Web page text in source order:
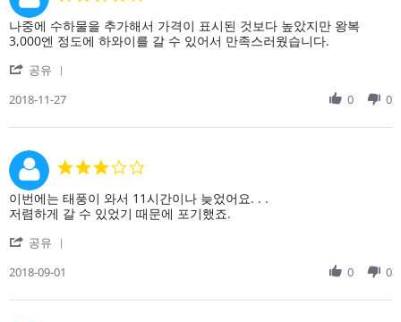
에
도
착
시
간
rating
Review
by
27
2018
review
stating
렴
요
을
려
하
면
좋
은
점
니
나중에 수하물을 추가해서 가격이 표시된 것보다 높았지만 왕복
3,000엔 정도에 하와이를 갈 수 있어서 만족스러웠습니다.
공유
on
Nov
2018
2018-11-27 0 0
rating
Review
by
1
2018
review
stating
번
는
풍
이번에는 태풍이 와서 11시간이나 늦었어요. . .
저렴하게 갈 수 있었기 때문에 포기했죠.
공유
on
2018-09-01 0 0